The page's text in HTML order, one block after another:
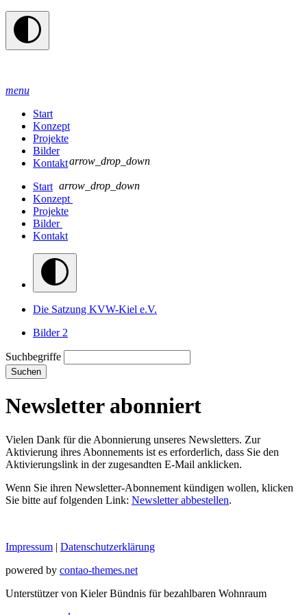
menu
Start
Konzept
Projekte
Bilder
Kontakt
Start
Konzept
arrow_drop_down
Projekte
Bilder
arrow_drop_down
Kontakt
Die Satzung KVW-Kiel e.V.
Bilder 2
Suchbegriffe
Suchen
Newsletter abonniert
Vielen Dank für die Abonnierung unseres Newsletters. Zur
Aktivierung ihres Abonnements ist es erforderlich, dass Sie den
Aktivierungslink in der zugesandten E-Mail anklicken.
Wenn Sie ihren Newsletter-Abonnement kündigen wollen, klicken
Sie bitte auf folgenden Link: Newsletter abbestellen.
Impressum | Datenschutzerklärung
powered by contao-themes.net
Unterstützer von Kieler Bündnis für bezahlbaren Wohnraum